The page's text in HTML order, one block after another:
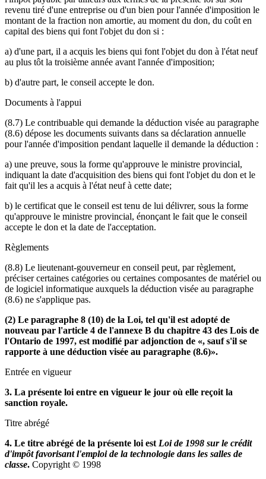
revenu tiré d'une entreprise ou d'un bien pour l'année d'imposition le
montant de la fraction non amortie, au moment du don, du coût en
capital des biens qui font l'objet du don si :
a) d'une part, il a acquis les biens qui font l'objet du don à l'état neuf
au plus tôt la troisième année avant l'année d'imposition;
b) d'autre part, le conseil accepte le don.
Documents à l'appui
(8.7) Le contribuable qui demande la déduction visée au paragraphe
(8.6) dépose les documents suivants dans sa déclaration annuelle
pour l'année d'imposition pendant laquelle il demande la déduction :
a) une preuve, sous la forme qu'approuve le ministre provincial,
indiquant la date d'acquisition des biens qui font l'objet du don et le
fait qu'il les a acquis à l'état neuf à cette date;
b) le certificat que le conseil est tenu de lui délivrer, sous la forme
qu'approuve le ministre provincial, énonçant le fait que le conseil
accepte le don et la date de l'acceptation.
Règlements
(8.8) Le lieutenant-gouverneur en conseil peut, par règlement,
préciser certaines catégories ou certaines composantes de matériel ou
de logiciel informatique auxquels la déduction visée au paragraphe
(8.6) ne s'applique pas.
(2) Le paragraphe 8 (10) de la Loi, tel qu'il est adopté de
nouveau par l'article 4 de l'annexe B du chapitre 43 des Lois de
l'Ontario de 1997, est modifié par adjonction de «, sauf s'il se
rapporte à une déduction visée au paragraphe (8.6)».
Entrée en vigueur
3. La présente loi entre en vigueur le jour où elle reçoit la
sanction royale.
Titre abrégé
4. Le titre abrégé de la présente loi est Loi de 1998 sur le crédit
d'impôt favorisant l'emploi de la technologie dans les salles de
classe. Copyright © 1998